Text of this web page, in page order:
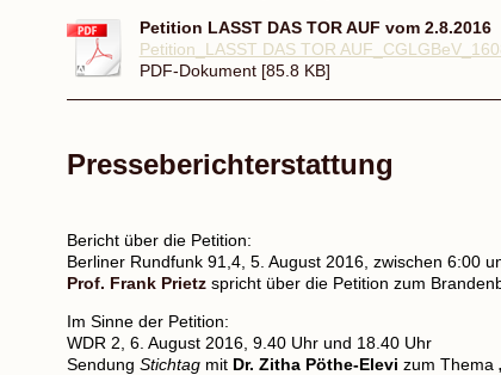
Petition LASST DAS TOR AUF vom 2.8.2016
Petition_LASST DAS TOR
PDF-Dokument [85.8 KB]
Presseberichterstattung
Bericht über die Petition:
Berliner Rundfunk 91,4, 5. August 2016, zwischen 6:00
Prof. Frank Prietz spricht über die Petition zum
Im Sinne der Petition:
WDR 2, 6. August 2016, 9.40 Uhr und 18.40 Uhr
Sendung Stichtagmit Dr. Zitha Pöthe-Elevi zum Thema